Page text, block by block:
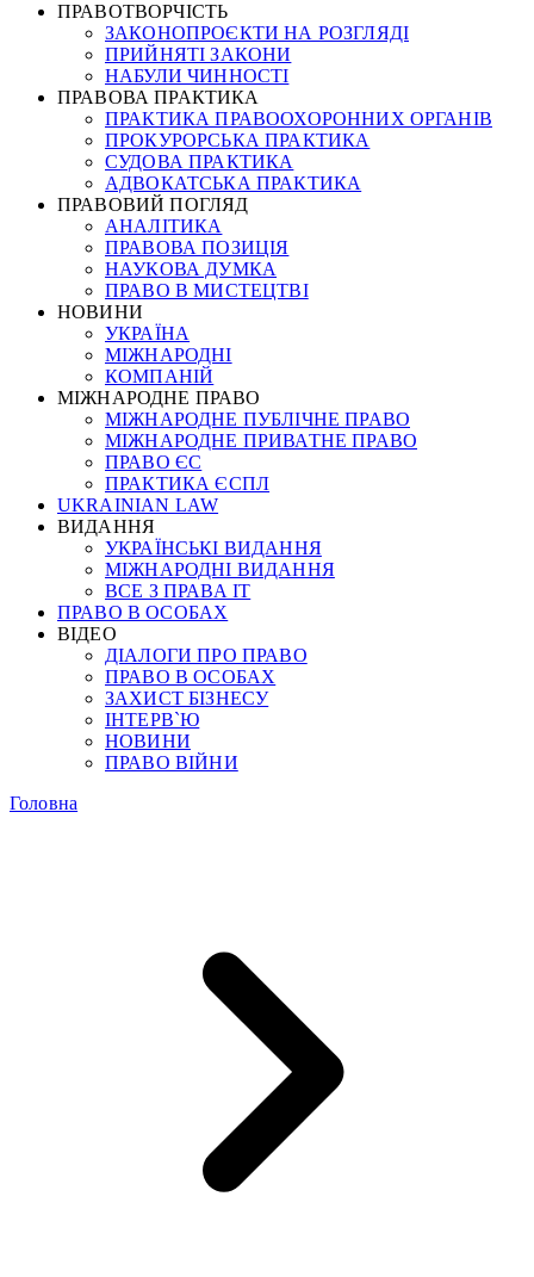
ПРАВОТВОРЧІСТЬ
ЗАКОНОПРОЄКТИ НА РОЗГЛЯДІ
ПРИЙНЯТІ ЗАКОНИ
НАБУЛИ ЧИННОСТІ
ПРАВОВА ПРАКТИКА
ПРАКТИКА ПРАВООХОРОННИХ ОРГАНІВ
ПРОКУРОРСЬКА ПРАКТИКА
СУДОВА ПРАКТИКА
АДВОКАТСЬКА ПРАКТИКА
ПРАВОВИЙ ПОГЛЯД
АНАЛІТИКА
ПРАВОВА ПОЗИЦІЯ
НАУКОВА ДУМКА
ПРАВО В МИСТЕЦТВІ
НОВИНИ
УКРАЇНА
МІЖНАРОДНІ
КОМПАНІЙ
МІЖНАРОДНЕ ПРАВО
МІЖНАРОДНЕ ПУБЛІЧНЕ ПРАВО
МІЖНАРОДНЕ ПРИВАТНЕ ПРАВО
ПРАВО ЄС
ПРАКТИКА ЄСПЛ
UKRAINIAN LAW
ВИДАННЯ
УКРАЇНСЬКІ ВИДАННЯ
МІЖНАРОДНІ ВИДАННЯ
ВСЕ З ПРАВА ІТ
ПРАВО В ОСОБАХ
ВІДЕО
ДІАЛОГИ ПРО ПРАВО
ПРАВО В ОСОБАХ
ЗАХИСТ БІЗНЕСУ
ІНТЕРВ`Ю
НОВИНИ
ПРАВО ВІЙНИ
Головна